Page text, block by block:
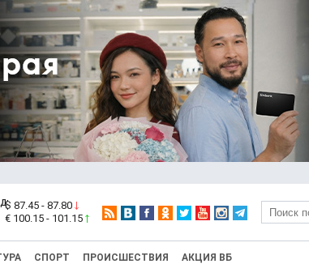
$ 87.45 - 87.80
€ 100.15 - 101.15
СПОРТ ПРОИСШЕСТВИЯ АКЦИЯ ВБ